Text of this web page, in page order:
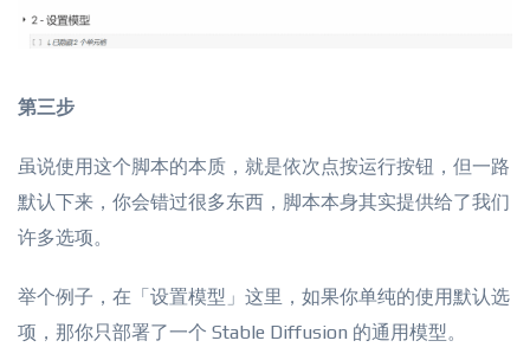
第三步
虽说使用这个脚本的本质，就是依次点按运行按钮，但一路
默认下来，你会错过很多东西，脚本本身其实提供给了我们
许多选项。
举个例子，在「设置模型」这里，如果你单纯的使用默认选
项，那你只部署了一个 Stable Diffusion 的通用模型。